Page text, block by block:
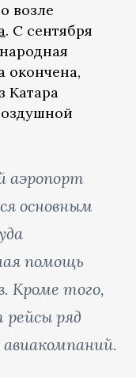
возле
. С сентября
окончена,
Катара
аэропорт
основным
помощь
Кроме того,
ряд